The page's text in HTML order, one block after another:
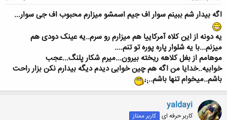
اگه بیدار شم ببینم سوار اف جیم اسمشو میزارم محبوب اف جی سوار...
یه دونه از این کلاه آمرکاییا هم میزارم رو سرم..یه عینک دودی هم
میزنم...با یه شلوار پاره پوره تو تنم....
موهامم از بغل کلاهه ریخته بیرون...میرم شکار پلنگ...عجب
خوابیه..خدایا من اگه هم چین خوابی دیدم دیگه بیدارم نکن بزار راحت
باشم..میخوام تنها باشم..
yaldayi
کاربر حرفه ای کاربر ممتاز